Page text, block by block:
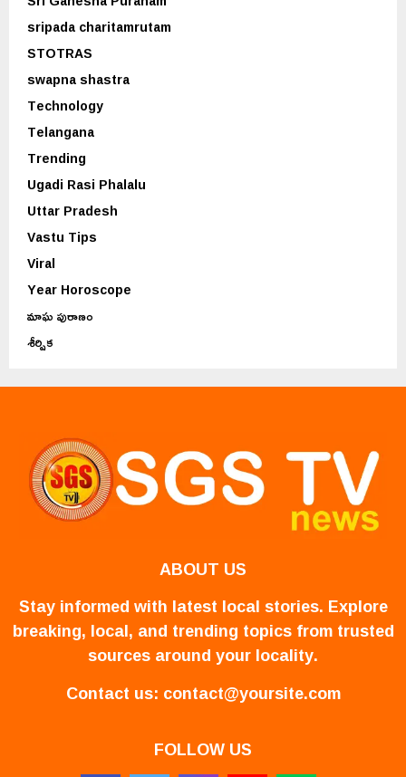
sripada charitamrutam
STOTRAS
swapna shastra
Technology
Telangana
Trending
Ugadi Rasi Phalalu
Uttar Pradesh
Vastu Tips
Viral
Year Horoscope
మాఘ పురాణం
శీర్షిక
ABOUT US
Stay informed with latest local stories. Explore
breaking, local, and trending topics from trusted
sources around your locality.
Contact us: contact@yoursite.com
FOLLOW US